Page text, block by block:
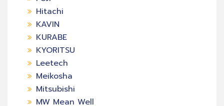
Hitachi
KAVIN
KURABE
KYORITSU
Leetech
Meikosha
Mitsubishi
MW Mean Well